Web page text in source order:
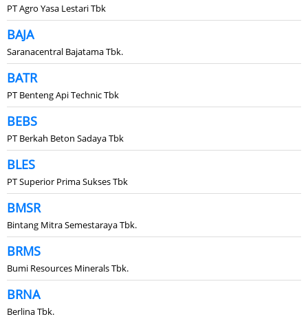
PT Agro Yasa Lestari Tbk
BAJA
Saranacentral Bajatama Tbk.
BATR
PT Benteng Api Technic Tbk
BEBS
PT Berkah Beton Sadaya Tbk
BLES
PT Superior Prima Sukses Tbk
BMSR
Bintang Mitra Semestaraya Tbk.
BRMS
Bumi Resources Minerals Tbk.
BRNA
Berlina Tbk.